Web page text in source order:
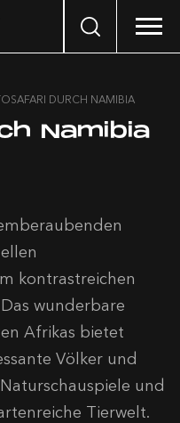
Search
DURCH NAMIBIA
Namibia
kontrastreichen
wunderbare
Afrikas bietet
Völker und
und
Tierwelt.